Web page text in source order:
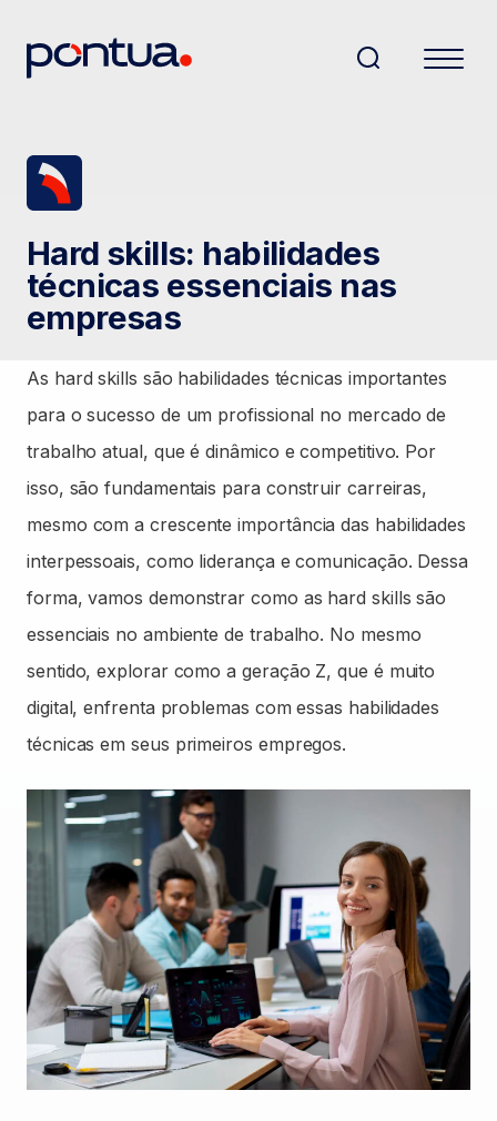
Hard skills: habilidades
técnicas essenciais nas
empresas
As hard skills são habilidades técnicas importantes
para o sucesso de um profissional no mercado de
trabalho atual, que é dinâmico e competitivo. Por
isso, são fundamentais para construir carreiras,
mesmo com a crescente importância das habilidades
interpessoais, como liderança e comunicação. Dessa
forma, vamos demonstrar como as hard skills são
essenciais no ambiente de trabalho. No mesmo
sentido, explorar como a geração Z, que é muito
digital, enfrenta problemas com essas habilidades
técnicas em seus primeiros empregos.